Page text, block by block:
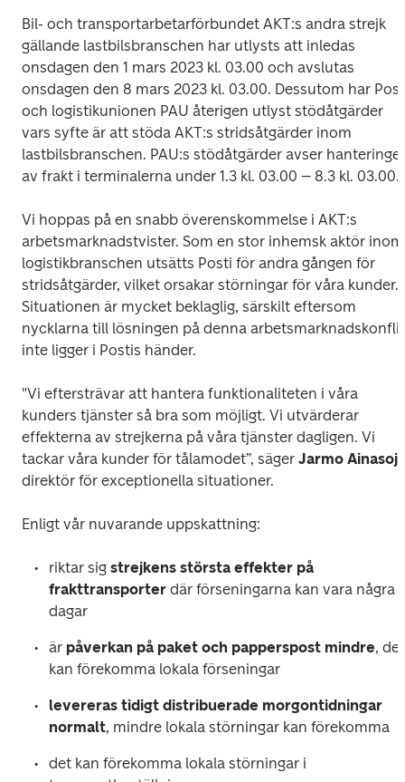
Bil- och transportarbetarförbundet AKT:s andra strejk
gällande lastbilsbranschen har utlysts att inledas
onsdagen den 1 mars 2023 kl. 03.00 och avslutas
onsdagen den 8 mars 2023 kl. 03.00. Dessutom har
och logistikunionen PAU återigen utlyst stödåtgärder
vars syfte är att stöda AKT:s stridsåtgärder inom
lastbilsbranschen. PAU:s stödåtgärder avser
av frakt i terminalerna under 1.3 kl. 03.00 – 8.3 kl. 03.00.
Vi hoppas på en snabb överenskommelse i AKT:s
arbetsmarknadstvister. Som en stor inhemsk aktör inom
logistikbranschen utsätts Posti för andra gången för
stridsåtgärder, vilket orsakar störningar för våra kunder.
Situationen är mycket beklaglig, särskilt eftersom
nycklarna till lösningen på denna
inte ligger i Postis händer.
"Vi eftersträvar att hantera funktionaliteten i våra
kunders tjänster så bra som möjligt. Vi utvärderar
effekterna av strejkerna på våra tjänster dagligen. Vi
tackar våra kunder för tålamodet”, säger Jarmo Ainasoja
direktör för exceptionella situationer.
Enligt vår nuvarande uppskattning:
riktar sig strejkens största effekter på
frakttransporter där förseningarna kan vara några
dagar
är påverkan på paket och papperspost mindre, det
kan förekomma lokala förseningar
levereras tidigt distribuerade morgontidningar
normalt, mindre lokala störningar kan förekomma
det kan förekomma lokala störningar i